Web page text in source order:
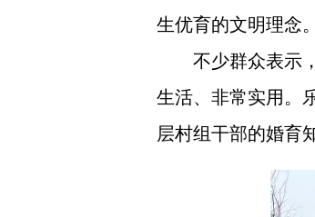
生优育的文明理念。
不少群众表示
生活、非常实用。
层村组干部的婚育